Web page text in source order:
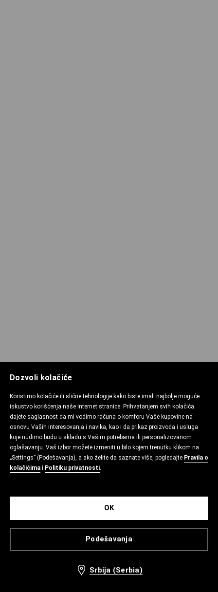
Dozvoli kolačiće
Koristimo kolačiće ili slične tehnologije kako biste imali najbolje moguće
iskustvo korišćenja naše internet stranice. Prihvatanjem svih kolačića
dajete saglasnost da mi vodimo računa o komforu Vaše kupovine na
osnovu Vaših interesovanja i navika, kao i da prikaz proizvoda i usluga
koje nudimo budu u skladu s Vašim potrebama ili personalizovanom
oglašavanju. Vaš izbor možete izmeniti u bilo kojem trenutku klikom na
„Settings” (Podešavanja), a ako želite da saznate više, pogledajte Pravila o
kolačićima i Politiku privatnosti.
Podešavanja
OK
Srbija (Serbia)